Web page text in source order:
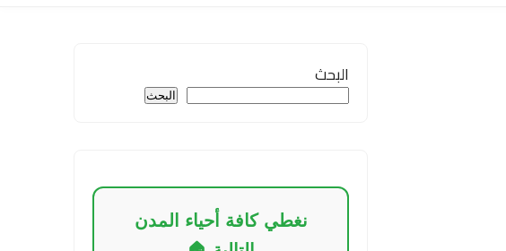
البحث
البحث
نغطي كافة أحياء المدن